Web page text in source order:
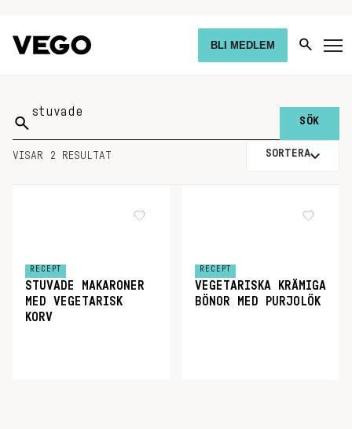
BLI MEDLEM
Sök
på:
VISAR 2 RESULTAT SORTERA
RECEPT
STUVADE MAKARONER
MED VEGETARISK
KORV
RECEPT
VEGETARISKA KRÄMIGA
BÖNOR MED PURJOLÖK